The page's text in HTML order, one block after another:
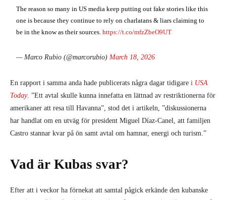
The reason so many in US media keep putting out fake stories like this
one is because they continue to rely on charlatans & liars claiming to
be in the know as their sources.https://t.co/mfzZbeO9UT
— Marco Rubio (@marcorubio) March 18, 2026
En rapport i samma anda hade publicerats några dagar tidigare i USA
Today. ”Ett avtal skulle kunna innefatta en lättnad av restriktionerna för
amerikaner att resa till Havanna”, stod det i artikeln, ”diskussionerna
har handlat om en utväg för president Miguel Díaz-Canel, att familjen
Castro stannar kvar på ön samt avtal om hamnar, energi och turism.”
Vad är Kubas svar?
Efter att i veckor ha förnekat att samtal pågick erkände den kubanske